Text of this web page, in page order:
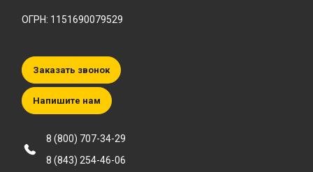
ОГРН: 1151690079529
Заказать звонок
Напишите нам
8 (800) 707-34-29
8 (843) 254-46-06